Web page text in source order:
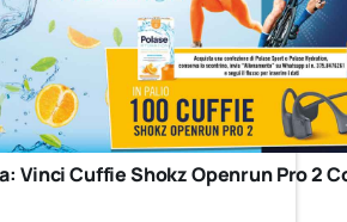
Vinci Cuffie Shokz Openrun Pro 2